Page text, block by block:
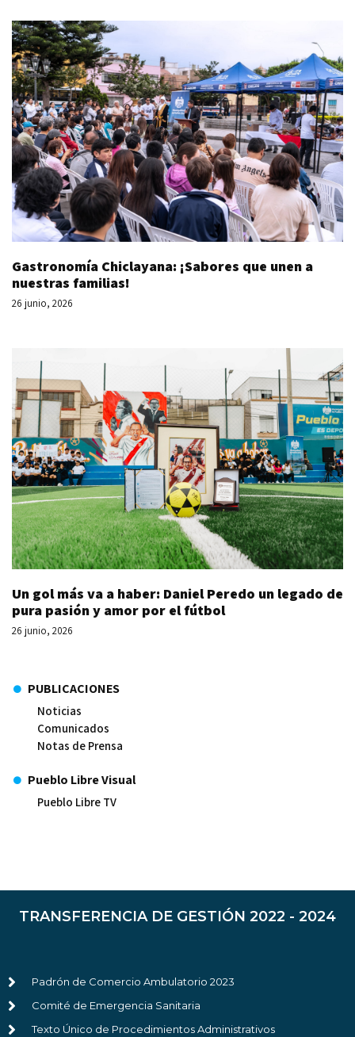
Gastronomía Chiclayana: ¡Sabores que unen a
nuestras familias!
26 junio, 2026
Un gol más va a haber: Daniel Peredo un legado de
pura pasión y amor por el fútbol
26 junio, 2026
PUBLICACIONES
Noticias
Comunicados
Notas de Prensa
Pueblo Libre Visual
Pueblo Libre TV
TRANSFERENCIA DE GESTIÓN 2022 - 2024
Padrón de Comercio Ambulatorio 2023
Comité de Emergencia Sanitaria
Texto Único de Procedimientos Administrativos